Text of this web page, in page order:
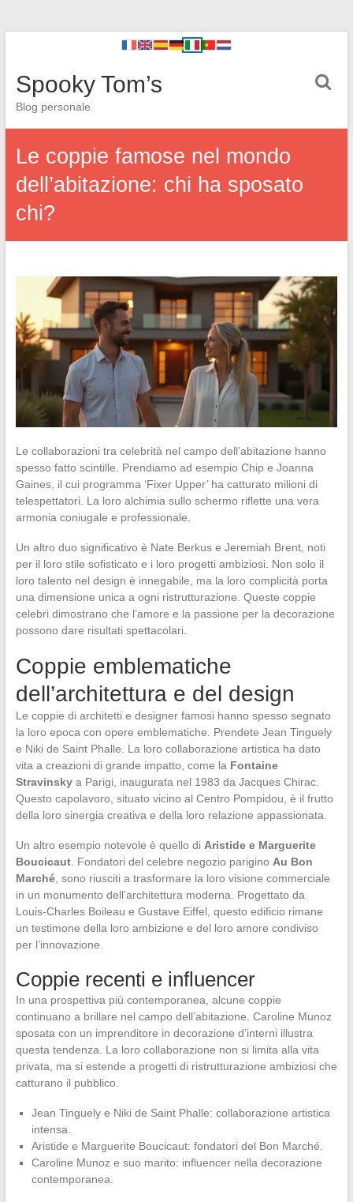
Spooky Tom’s
Blog personale
Le coppie famose nel mondo
dell’abitazione: chi ha sposato
chi?
Le collaborazioni tra celebrità nel campo dell’abitazione hanno
spesso fatto scintille. Prendiamo ad esempio Chip e Joanna
Gaines, il cui programma ‘Fixer Upper’ ha catturato milioni di
telespettatori. La loro alchimia sullo schermo riflette una vera
armonia coniugale e professionale.
Un altro duo significativo è Nate Berkus e Jeremiah Brent, noti
per il loro stile sofisticato e i loro progetti ambiziosi. Non solo il
loro talento nel design è innegabile, ma la loro complicità porta
una dimensione unica a ogni ristrutturazione. Queste coppie
celebri dimostrano che l’amore e la passione per la decorazione
possono dare risultati spettacolari.
Coppie emblematiche
dell’architettura e del design
Le coppie di architetti e designer famosi hanno spesso segnato
la loro epoca con opere emblematiche. Prendete Jean Tinguely
e Niki de Saint Phalle. La loro collaborazione artistica ha dato
vita a creazioni di grande impatto, come la Fontaine
Stravinskya Parigi, inaugurata nel 1983 da Jacques Chirac.
Questo capolavoro, situato vicino al Centro Pompidou, è il frutto
della loro sinergia creativa e della loro relazione appassionata.
Un altro esempio notevole è quello di Aristide e Marguerite
Boucicaut. Fondatori del celebre negozio parigino Au Bon
Marché, sono riusciti a trasformare la loro visione commerciale
in un monumento dell’architettura moderna. Progettato da
Louis-Charles Boileau e Gustave Eiffel, questo edificio rimane
un testimone della loro ambizione e del loro amore condiviso
per l’innovazione.
Coppie recenti e influencer
In una prospettiva più contemporanea, alcune coppie
continuano a brillare nel campo dell’abitazione. Caroline Munoz
sposata con un imprenditore in decorazione d’interni illustra
questa tendenza. La loro collaborazione non si limita alla vita
privata, ma si estende a progetti di ristrutturazione ambiziosi che
catturano il pubblico.
Jean Tinguely e Niki de Saint Phalle: collaborazione artistica
intensa.
Aristide e Marguerite Boucicaut: fondatori del Bon Marché.
Caroline Munoz e suo marito: influencer nella decorazione
contemporanea.